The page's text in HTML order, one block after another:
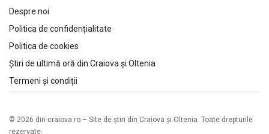
Despre noi
Politica de confidențialitate
Politica de cookies
Știri de ultimă oră din Craiova și Oltenia
Termeni și condiții
© 2026 din-craiova.ro – Site de știri din Craiova și Oltenia. Toate drepturile
rezervate.